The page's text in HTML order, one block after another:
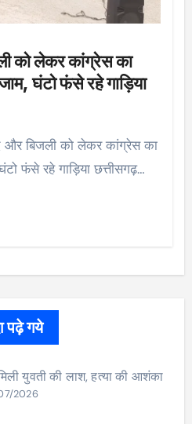
को लेकर कांग्रेस का
घंटो फंसे रहे गाड़िया
फंसे रहे गाड़िया छत्तीसगढ़…
पढ़े गये
युवती की लाश, हत्या की आशंका
2026